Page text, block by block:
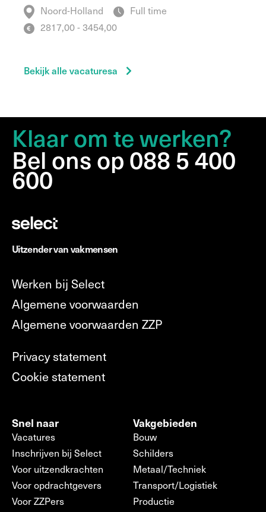
Noord-Holland
Full time
2817,00 - 3454,00
Bekijk alle vacaturesa
Klaar om te werken?
Bel ons op 088 5 400
600
Uitzender van vakmensen
Werken bij Select
Algemene voorwaarden
Algemene voorwaarden ZZP
Privacy statement
Cookie statement
Snel naar
Vacatures
Inschrijven bij Select
Voor uitzendkrachten
Voor opdrachtgevers
Voor ZZPers
Vakgebieden
Bouw
Schilders
Metaal/Techniek
Transport/Logistiek
Productie